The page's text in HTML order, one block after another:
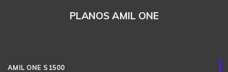
PLANOS AMIL ONE
AMIL ONE S1500